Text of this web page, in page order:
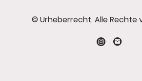
© Urheberrecht. Alle Rechte